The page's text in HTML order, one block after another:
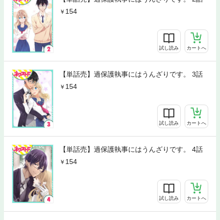
154
試し読み カートへ
【単話売】過保護執事にはうんざりです。 3話
154
試し読み カートへ
【単話売】過保護執事にはうんざりです。 4話
154
試し読み カートへ